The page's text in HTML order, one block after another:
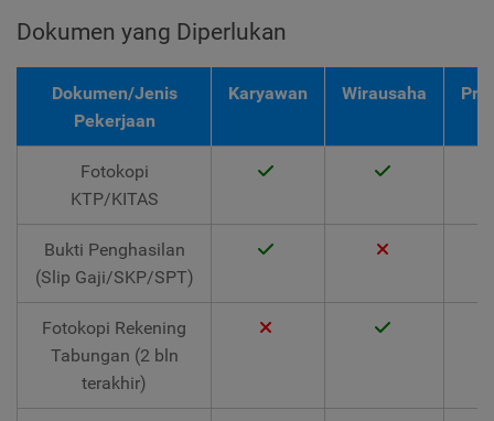
Dokumen yang Diperlukan
Dokumen/Jenis
Pekerjaan
Karyawan Wirausaha
Fotokopi
KTP/KITAS
Bukti Penghasilan
(Slip Gaji/SKP/SPT)
Fotokopi Rekening
Tabungan (2 bln
terakhir)